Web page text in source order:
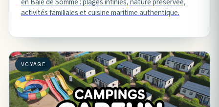
activités familiales et cuisine maritime authentique.
VOYAGE